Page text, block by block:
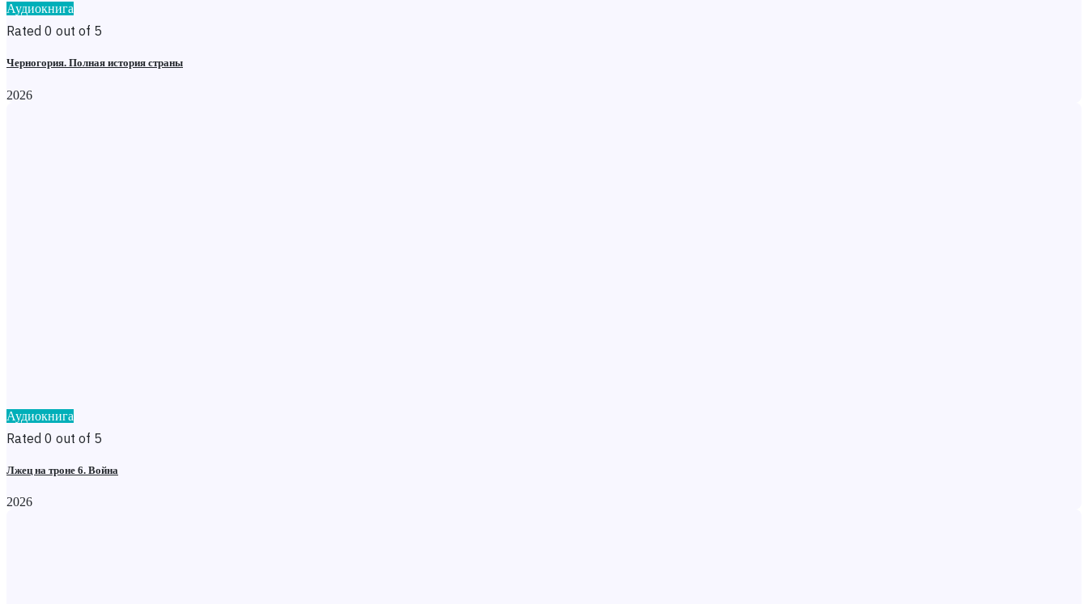
Аудиокнига
Rated 0 out of 5
Черногория. Полная история страны
2026
Аудиокнига
Rated 0 out of 5
Лжец на троне 6. Война
2026